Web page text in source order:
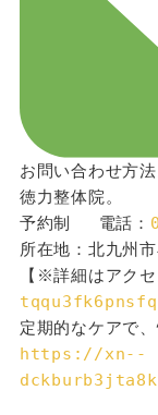
お問い合わせ方法
徳力整体院。
予約制 　電話：
所在地：北九州
【※詳細はアクセ
定期的なケアで
https://xn--